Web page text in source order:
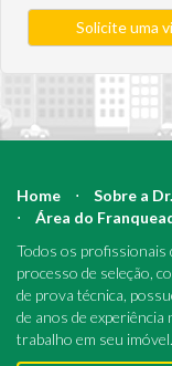
Solicite uma
Home ⋅ Sobre a
⋅
Área do
Todos os
processo de seleção,
de prova técnica,
de anos de
trabalho em seu